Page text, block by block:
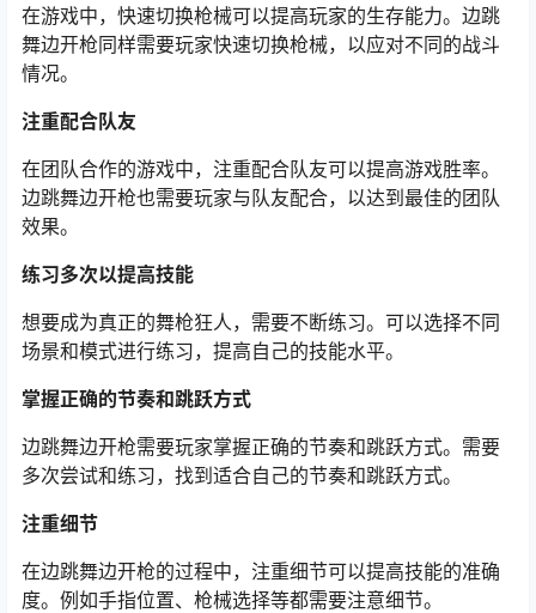
在游戏中，快速切换枪械可以提高玩家的生存能力。边跳
舞边开枪同样需要玩家快速切换枪械，以应对不同的战斗
情况。
注重配合队友
在团队合作的游戏中，注重配合队友可以提高游戏胜率。
边跳舞边开枪也需要玩家与队友配合，以达到最佳的团队
效果。
练习多次以提高技能
想要成为真正的舞枪狂人，需要不断练习。可以选择不同
场景和模式进行练习，提高自己的技能水平。
掌握正确的节奏和跳跃方式
边跳舞边开枪需要玩家掌握正确的节奏和跳跃方式。需要
多次尝试和练习，找到适合自己的节奏和跳跃方式。
注重细节
在边跳舞边开枪的过程中，注重细节可以提高技能的准确
度。例如手指位置、枪械选择等都需要注意细节。